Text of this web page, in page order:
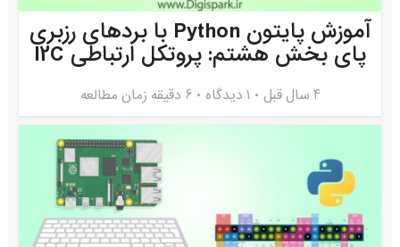
آموزش پایتون Python با بردهای رزبری
پای بخش هشتم: پروتکل ارتباطی I2C
4 سال قبل ۱ دیدگاه 6 دقیقه زمان مطالعه